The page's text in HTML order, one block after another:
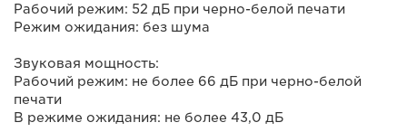
Рабочий режим: 52 дБ при черно-белой печати
Режим ожидания: без шума
Звуковая мощность:
Рабочий режим: не более 66 дБ при черно-белой
печати
В режиме ожидания: не более 43,0 дБ